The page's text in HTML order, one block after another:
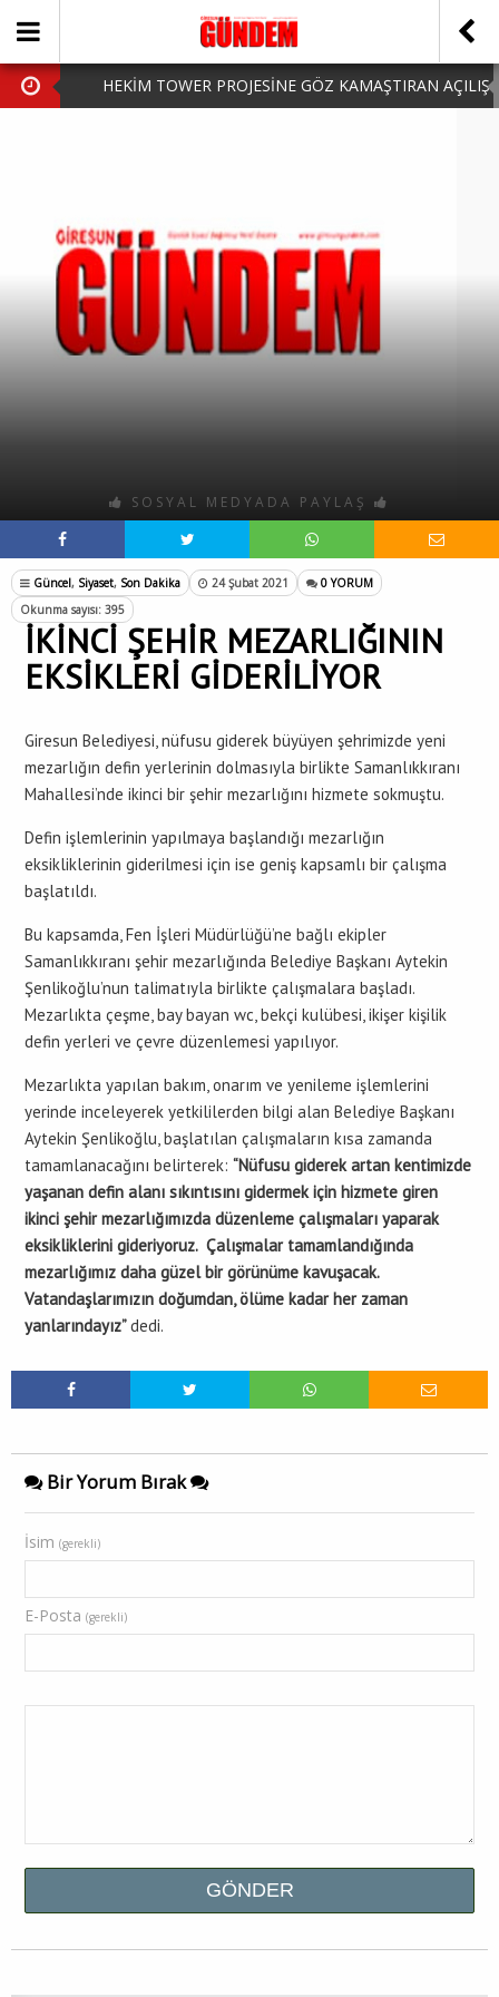
HEKİM TOWER PROJESİNE GÖZ KAMAŞTIRAN AÇILIŞ
HARUN CİCİ: VİDEOYU GÖRÜNCE GÖZLERİM DOLDU
SOSYAL MEDYADA PAYLAŞ
Güncel, Siyaset, Son Dakika 24 Şubat 2021
0 YORUM
Okunma sayısı: 395
İKİNCİ ŞEHİR MEZARLIĞININ
EKSİKLERİ GİDERİLİYOR
Giresun Belediyesi, nüfusu giderek büyüyen şehrimizde yeni
mezarlığın defin yerlerinin dolmasıyla birlikte Samanlıkkıranı
Mahallesi’nde ikinci bir şehir mezarlığını hizmete sokmuştu.
Defin işlemlerinin yapılmaya başlandığı mezarlığın
eksikliklerinin giderilmesi için ise geniş kapsamlı bir çalışma
başlatıldı.
Bu kapsamda, Fen İşleri Müdürlüğü’ne bağlı ekipler
Samanlıkkıranı şehir mezarlığında Belediye Başkanı Aytekin
Şenlikoğlu’nun talimatıyla birlikte çalışmalara başladı.
Mezarlıkta çeşme, bay bayan wc, bekçi kulübesi, ikişer kişilik
defin yerleri ve çevre düzenlemesi yapılıyor.
Mezarlıkta yapılan bakım, onarım ve yenileme işlemlerini
yerinde inceleyerek yetkililerden bilgi alan Belediye Başkanı
Aytekin Şenlikoğlu, başlatılan çalışmaların kısa zamanda
tamamlanacağını belirterek: “Nüfusu giderek artan kentimizde
yaşanan defin alanı sıkıntısını gidermek için hizmete giren
ikinci şehir mezarlığımızda düzenleme çalışmaları yaparak
eksikliklerini gideriyoruz. Çalışmalar tamamlandığında
mezarlığımız daha güzel bir görünüme kavuşacak.
Vatandaşlarımızın doğumdan, ölüme kadar her zaman
yanlarındayız”dedi.
Bir Yorum Bırak
İsim (gerekli)
E-Posta (gerekli)